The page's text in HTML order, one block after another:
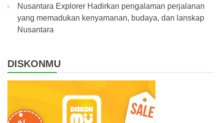
Nusantara Explorer Hadirkan pengalaman perjalanan
yang memadukan kenyamanan, budaya, dan lanskap
Nusantara
DISKONMU